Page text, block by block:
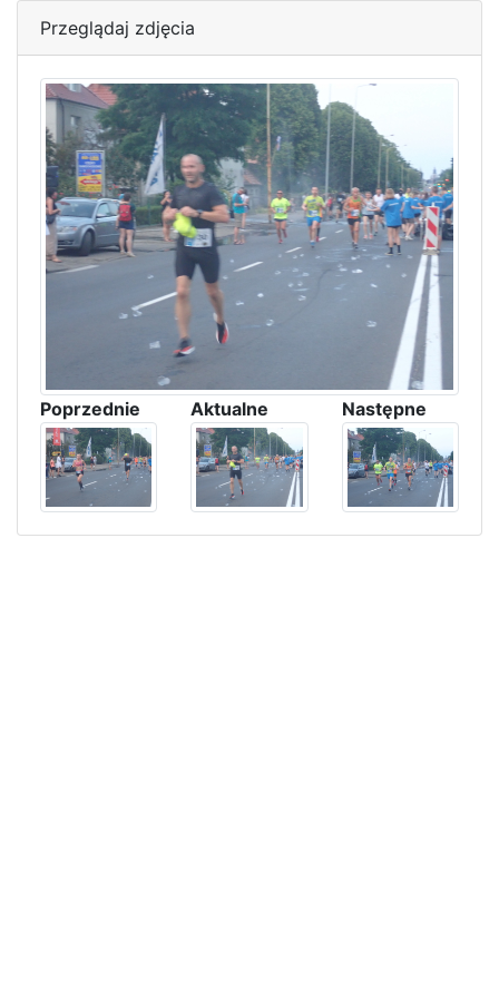
Przeglądaj zdjęcia
Poprzednie Aktualne Następne